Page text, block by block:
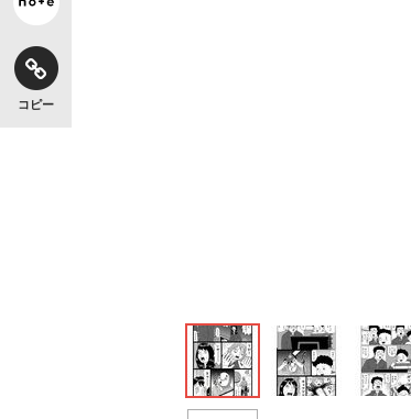
「目標達成できなかったから
コピー